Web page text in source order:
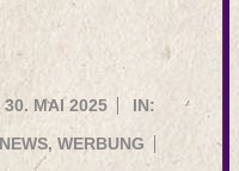
30. MAI 2025 IN:
NEWS,WERBUNG